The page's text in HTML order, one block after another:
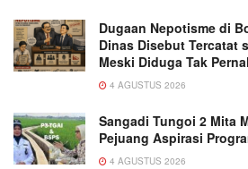
Dugaan Nepotisme di
Dinas Disebut Tercatat
Meski Diduga Tak
4 AGUSTUS 2026
Sangadi Tungoi 2 Mita
Pejuang Aspirasi
4 AGUSTUS 2026